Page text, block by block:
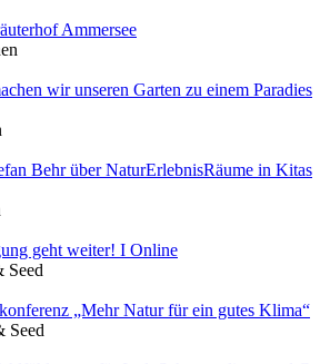
Ammersee
wir unseren Garten zu einem Paradies
Behr über NaturErlebnisRäume in Kitas
geht weiter! I Online
Seed
„Mehr Natur für ein gutes Klima“
Seed